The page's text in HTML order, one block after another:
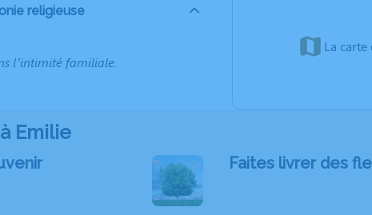
religieuse
l’intimité familiale.
La
Emilie
Faites livrer des